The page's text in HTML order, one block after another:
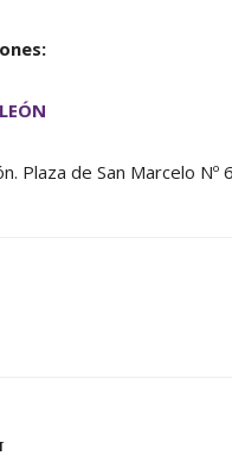
Plaza de San Marcelo Nº